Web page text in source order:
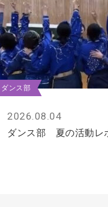
ダンス部
2026.08.04
ダンス部 夏の活動レ